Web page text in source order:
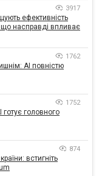
3917
ефективність
насправді впливає
1762
AI повністю
1752
готує головного
874
встигніть